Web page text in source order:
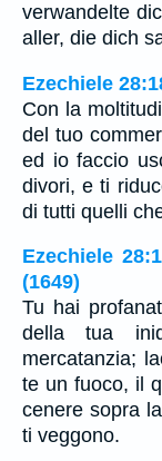
verwandelte
aller, die dich
Ezechiele
Con la
del tuo
ed io faccio
divori, e ti
di tutti quelli
Ezechiele
(1649)
Tu hai
della tua
mercatanzia;
te un fuoco, il
cenere sopra
ti veggono.